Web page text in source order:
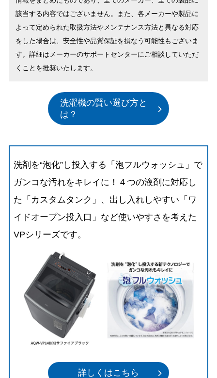
該当する内容ではございません。また、各メーカーや製品に
よって定められた取扱方法やメンテナンス方法と異なる対応
をした場合は、安全性や品質保証を損なう可能性もございま
す。詳細はメーカーのサポートセンターにご相談していただ
くことを推奨いたします。
洗濯機の賢い選び方と
は？
洗剤を“泡化”し投入する「泡フルウォッシュ」で
ガンコな汚れをキレイに！４つの液剤に対応し
た「カスタムタンク」、出し入れしやすい「ワ
イドオープン投入口」など使いやすさを考えた
VPシリーズです。
詳しくはこちら